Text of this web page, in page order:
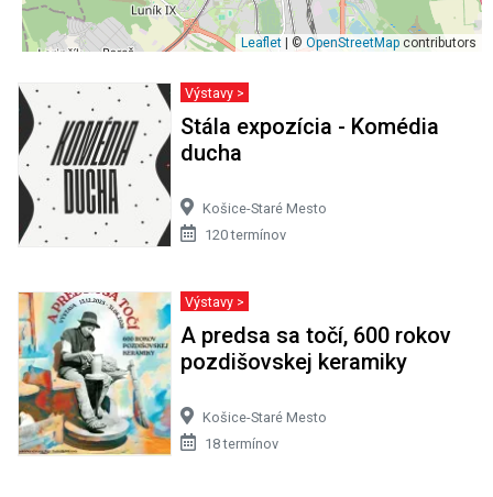
Leaflet | © OpenStreetMap contributors
Výstavy >
Stála expozícia - Komédia
ducha
Košice-Staré Mesto
120 termínov
Výstavy >
A predsa sa točí, 600 rokov
pozdišovskej keramiky
Košice-Staré Mesto
18 termínov